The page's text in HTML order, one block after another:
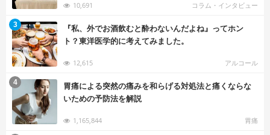
10,691 コラム・インタビュー
『私、外でお酒飲むと酔わないんだよね』ってホン
ト？東洋医学的に考えてみました。
12,615 アルコール
3
胃痛による突然の痛みを和らげる対処法と痛くならな
いための予防法を解説
1,165,844 胃痛
4